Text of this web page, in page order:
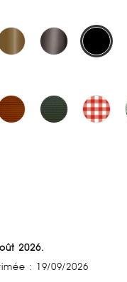
2026.
: 19/09/2026